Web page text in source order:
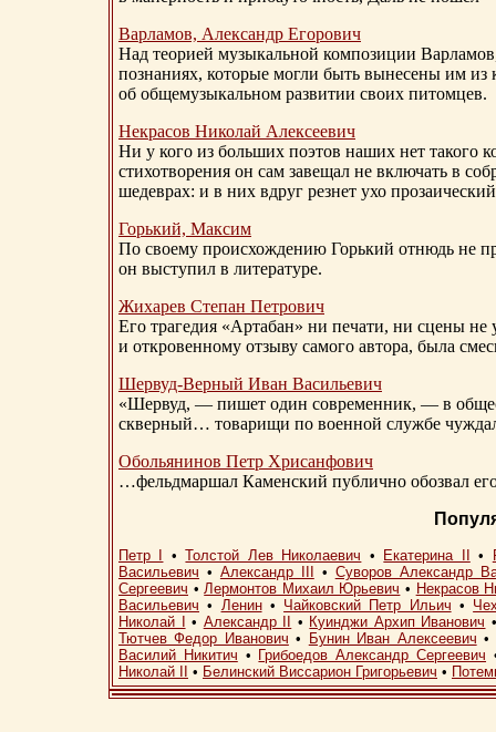
Варламов, Александр Егорович
Над теорией музыкальной композиции
познаниях, которые могли быть вынесены им из
об общемузыкальном развитии своих питомцев.
Некрасов Николай Алексеевич
Ни у кого из больших поэтов наших нет такого
стихотворения он сам завещал не включать в
шедеврах: и в них вдруг резнет ухо
Горький, Максим
По своему происхождению Горький отнюдь не
он выступил в литературе.
Жихарев Степан Петрович
Его трагедия «Артабан» ни печати, ни сцены
и откровенному отзыву самого автора, была
Шервуд-Верный Иван Васильевич
«Шервуд, — пишет один современник, — в
скверный… товарищи по военной службе
Обольянинов Петр Хрисанфович
…фельдмаршал Каменский публично обозвал
Петр I •Толстой Лев Николаевич • Екатерина II •
Васильевич • Александр III • Суворов Александр
Сергеевич • Лермонтов Михаил Юрьевич • Некрасов
Васильевич • Ленин• Чайковский Петр Ильич •
Николай I • Александр II • Куинджи Архип Иванович
Тютчев Федор Иванович • Бунин Иван Алексеевич •
Василий Никитич • Грибоедов Александр Сергеевич
Николай II • Белинский Виссарион Григорьевич •